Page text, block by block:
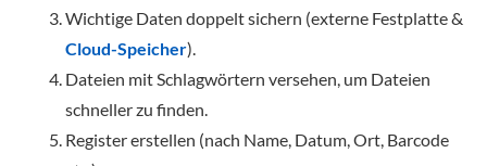
Wichtige Daten doppelt sichern (externe Festplatte &
Cloud-Speicher).
Dateien mit Schlagwörtern versehen, um Dateien
schneller zu finden.
Register erstellen (nach Name, Datum, Ort, Barcode